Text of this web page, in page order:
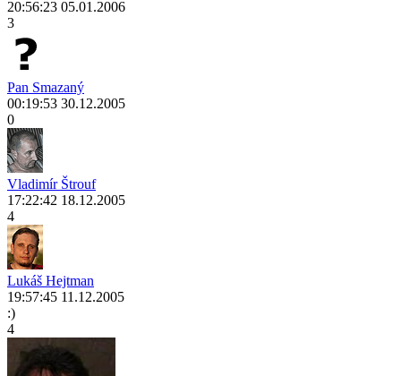
20:56:23 05.01.2006
3
Pan Smazaný
00:19:53 30.12.2005
0
Vladimír Štrouf
17:22:42 18.12.2005
4
Lukáš Hejtman
19:57:45 11.12.2005
:)
4